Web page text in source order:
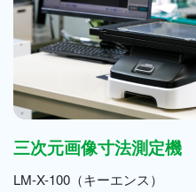
三次元画像寸法測定機
LM-X-100（キーエンス）